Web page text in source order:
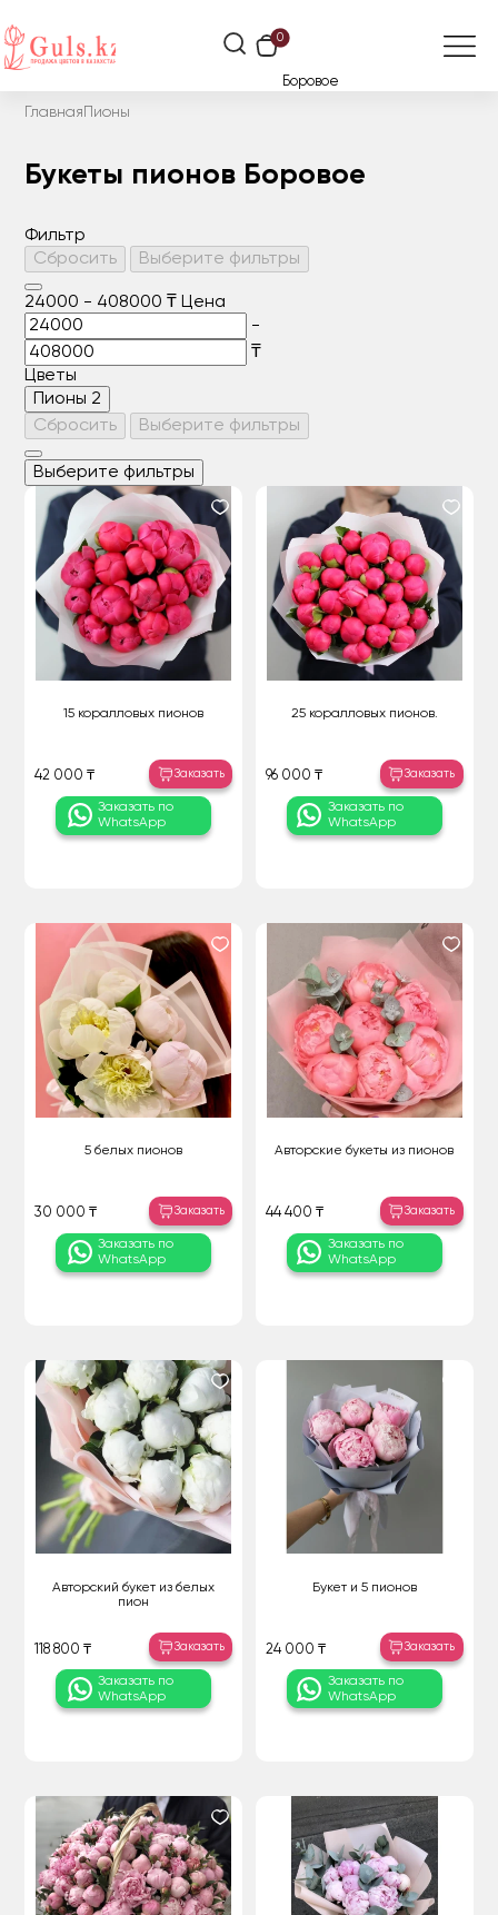
0
Боровое
Главная Пионы
Букеты пионов Боровое
Фильтр
Сбросить
Выберите фильтры
24000 - 408000 ₸ Цена
-
₸
Цветы
Пионы 2
Сбросить
Выберите фильтры
Выберите фильтры
15 коралловых пионов
42 000 ₸ Заказать
Заказать по
WhatsApp
25 коралловых пионов.
96 000 ₸ Заказать
Заказать по
WhatsApp
5 белых пионов
30 000 ₸ Заказать
Заказать по
WhatsApp
Авторские букеты из пионов
44 400 ₸ Заказать
Заказать по
WhatsApp
Авторский букет из белых
пион
118 800 ₸ Заказать
Заказать по
WhatsApp
Букет и 5 пионов
24 000 ₸ Заказать
Заказать по
WhatsApp